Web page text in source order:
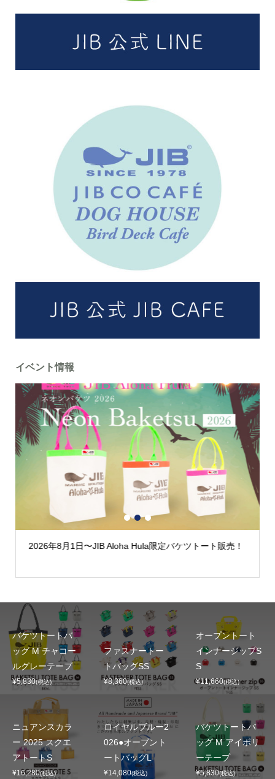
イベント情報
2026年8月1日〜JIB Aloha Hula限定バケツトート販売！
1 2 3
バケツトートバ
ッグ M チャコー
ルグレーテープ
¥5,830(税込)
ファスナートー
トバッグSS
¥8,360(税込)
オープントート
インナージップS
S
¥11,660(税込)
ニュアンスカラ
ー 2025 スクエ
アトートS
¥16,280(税込)
ロイヤルブルー2
026●オープント
ートバッグL
¥14,080(税込)
バケツトートバ
ッグ M アイボリ
ーテープ
¥5,830(税込)